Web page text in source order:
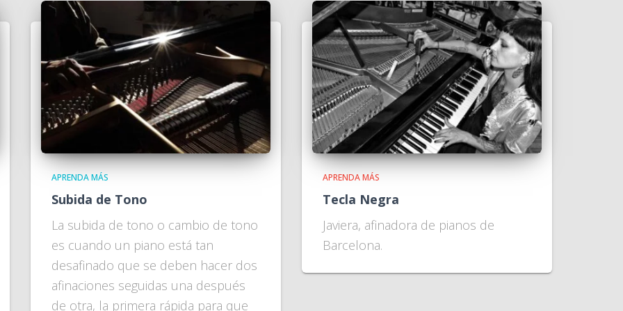
APRENDA MÁS
Subida de Tono
La subida de tono o cambio de tono
es cuando un piano está tan
desafinado que se deben hacer dos
afinaciones seguidas una después
de otra, la primera rápida para que
APRENDA MÁS
Tecla Negra
Javiera, afinadora de pianos de
Barcelona.